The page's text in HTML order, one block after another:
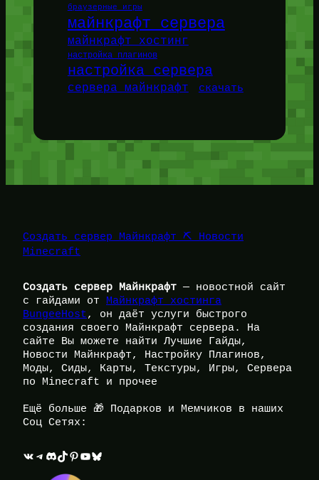
браузерные игры
майнкрафт сервера
майнкрафт хостинг
настройка плагинов
настройка сервера
сервера майнкрафт скачать
Создать сервер Майнкрафт ⛏️ Новости
Minecraft
Создать сервер Майнкрафт — новостной сайт
с гайдами от Майнкрафт хостинга
BungeeHost, он даёт услуги быстрого
создания своего Майнкрафт сервера. На
сайте Вы можете найти Лучшие Гайды,
Новости Майнкрафт, Настройку Плагинов,
Моды, Сиды, Карты, Текстуры, Игры, Сервера
по Minecraft и прочее
Ещё больше 🎁 Подарков и Мемчиков в наших
Соц Сетях:
ВКонтакте Telegram Discord TikTok Pinterest YouTube Bluesky